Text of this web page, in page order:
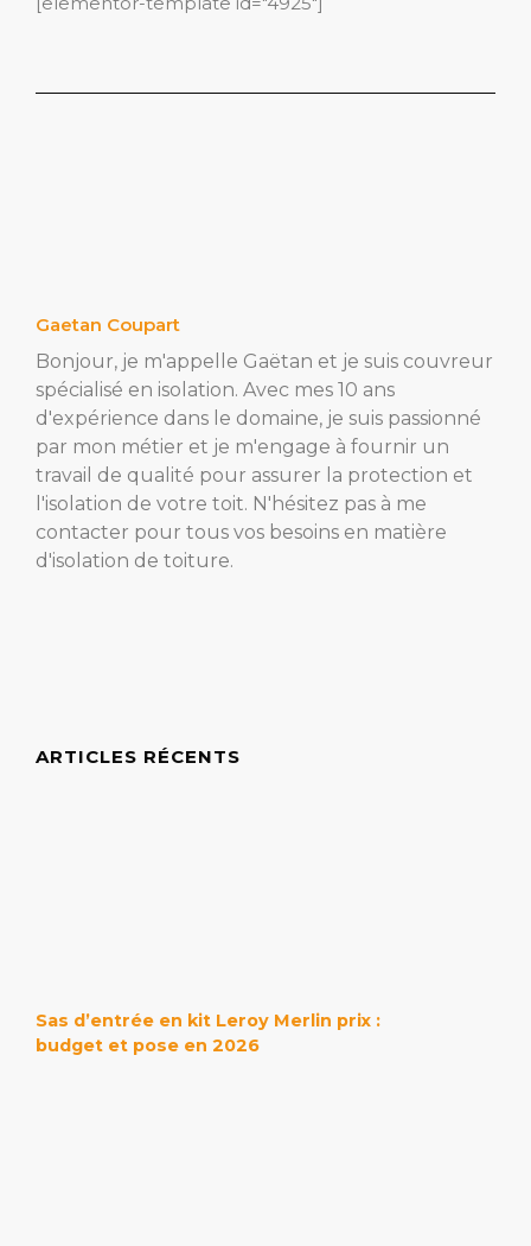
Gaetan Coupart
Bonjour, je m'appelle Gaëtan et je suis couvreur
spécialisé en isolation. Avec mes 10 ans
d'expérience dans le domaine, je suis passionné
par mon métier et je m'engage à fournir un
travail de qualité pour assurer la protection et
l'isolation de votre toit. N'hésitez pas à me
contacter pour tous vos besoins en matière
d'isolation de toiture.
ARTICLES RÉCENTS
Sas d’entrée en kit Leroy Merlin prix :
budget et pose en 2026